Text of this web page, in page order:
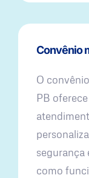
Convênio
O
PB
segurança
como